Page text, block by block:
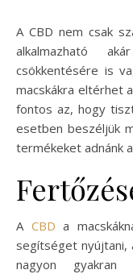
A CBD nem csak számunkra jelenthet megoldást, hanem
alkalmazható
csökkentésére is
macskákra eltérhet
fontos az, hogy
esetben beszéljük
termékeket adnánk
A CBD a
segítséget nyújtani,
nagyon